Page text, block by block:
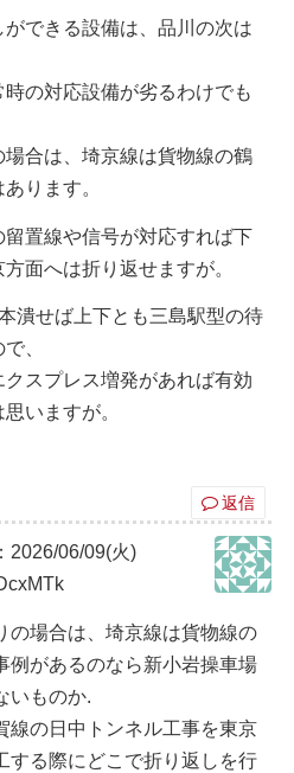
できる設備は、品川の次は
の対応設備が劣るわけでも
合は、埼京線は貨物線の鶴
ります。
留置線や信号が対応すれば下
面へは折り返せますが。
潰せば上下とも三島駅型の待
、
スプレス増発があれば有効
いますが。
返信
2026/06/09(火)
の場合は、埼京線は貨物線の
例があるのなら新小岩操車場
いものか.
線の日中トンネル工事を東京
する際にどこで折り返しを行